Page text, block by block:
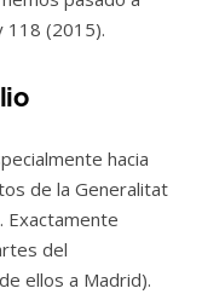
118 (2015).
hacia
de la Generalitat
Exactamente
del
ellos a Madrid).